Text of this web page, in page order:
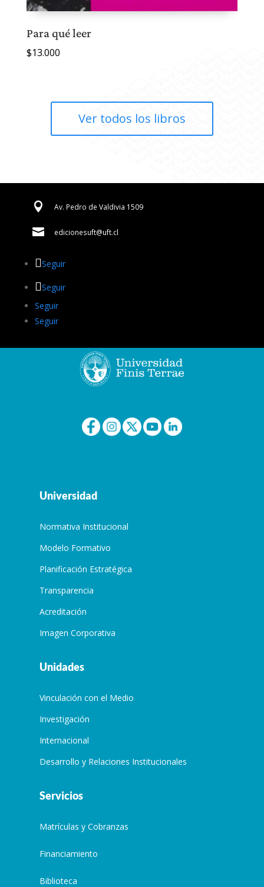
Para qué leer
$13.000
Ver todos los libros
 Av. Pedro de Valdivia 1509
 edicionesuft@uft.cl
Seguir
Seguir
Seguir
Seguir
Universidad
Normativa Institucional
Modelo Formativo
Planificación Estratégica
Transparencia
Acreditación
Imagen Corporativa
Unidades
Vinculación con el Medio
Investigación
Internacional
Desarrollo y Relaciones Institucionales
Servicios
Matrículas y Cobranzas
Financiamiento
Biblioteca